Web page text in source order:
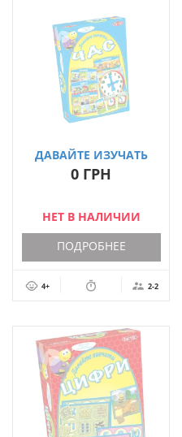
ДАВАЙТЕ ИЗУЧАТЬ
ВРЕМЯ
0 ГРН
НЕТ В НАЛИЧИИ
ПОДРОБНЕЕ
4+ 2-2